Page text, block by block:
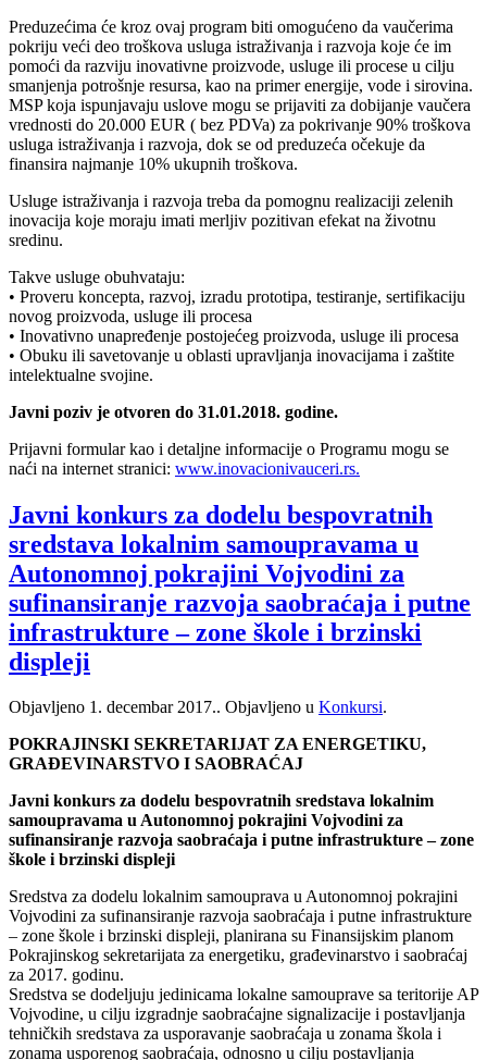
Preduzećima će kroz ovaj program biti omogućeno da vaučerima
pokriju veći deo troškova usluga istraživanja i razvoja koje će im
pomoći da razviju inovativne proizvode, usluge ili procese u cilju
smanjenja potrošnje resursa, kao na primer energije, vode i sirovina.
MSP koja ispunjavaju uslove mogu se prijaviti za dobijanje vaučera
vrednosti do 20.000 EUR ( bez PDVa) za pokrivanje 90% troškova
usluga istraživanja i razvoja, dok se od preduzeća očekuje da
finansira najmanje 10% ukupnih troškova.
Usluge istraživanja i razvoja treba da pomognu realizaciji zelenih
inovacija koje moraju imati merljiv pozitivan efekat na životnu
sredinu.
Takve usluge obuhvataju:
• Proveru koncepta, razvoj, izradu prototipa, testiranje, sertifikaciju
novog proizvoda, usluge ili procesa
• Inovativno unapređenje postojećeg proizvoda, usluge ili procesa
• Obuku ili savetovanje u oblasti upravljanja inovacijama i zaštite
intelektualne svojine.
Javni poziv je otvoren do 31.01.2018. godine.
Prijavni formular kao i detaljne informacije o Programu mogu se
naći na internet stranici: www.inovacionivauceri.rs.
Javni konkurs za dodelu bespovratnih
sredstava lokalnim samoupravama u
Autonomnoj pokrajini Vojvodini za
sufinansiranje razvoja saobraćaja i putne
infrastrukture – zone škole i brzinski
displeji
Objavljeno 1. decembar 2017.. Objavljeno u Konkursi.
POKRAJINSKI SEKRETARIJAT ZA ENERGETIKU,
GRAĐEVINARSTVO I SAOBRAĆAJ
Javni konkurs za dodelu bespovratnih sredstava lokalnim
samoupravama u Autonomnoj pokrajini Vojvodini za
sufinansiranje razvoja saobraćaja i putne infrastrukture – zone
škole i brzinski displeji
Sredstva za dodelu lokalnim samouprava u Autonomnoj pokrajini
Vojvodini za sufinansiranje razvoja saobraćaja i putne infrastrukture
– zone škole i brzinski displeji, planirana su Finansijskim planom
Pokrajinskog sekretarijata za energetiku, građevinarstvo i saobraćaj
za 2017. godinu.
Sredstva se dodeljuju jedinicama lokalne samouprave sa teritorije AP
Vojvodine, u cilju izgradnje saobraćajne signalizacije i postavljanja
tehničkih sredstava za usporavanje saobraćaja u zonama škola i
zonama usporenog saobraćaja, odnosno u cilju postavljanja